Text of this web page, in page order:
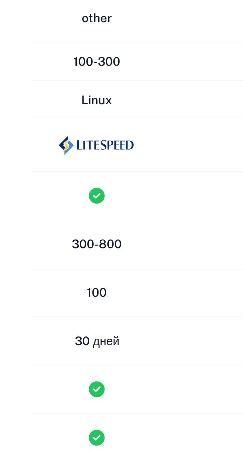
other
100-300
Linux
300-800
100
30 дней